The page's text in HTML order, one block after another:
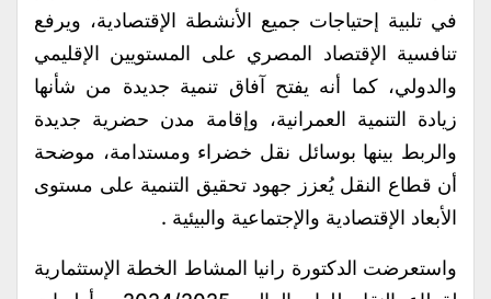
في تلبية إحتياجات جميع الأنشطة الإقتصادية، ويرفع
تنافسية الإقتصاد المصري على المستويين الإقليمي
والدولي، كما أنه يفتح آفاق تنمية جديدة من شأنها
زيادة التنمية العمرانية، وإقامة مدن حضرية جديدة
والربط بينها بوسائل نقل خضراء ومستدامة، موضحة
أن قطاع النقل يُعزز جهود تحقيق التنمية على مستوى
الأبعاد الإقتصادية والإجتماعية والبيئية .
واستعرضت الدكتورة رانيا المشاط الخطة الإستثمارية